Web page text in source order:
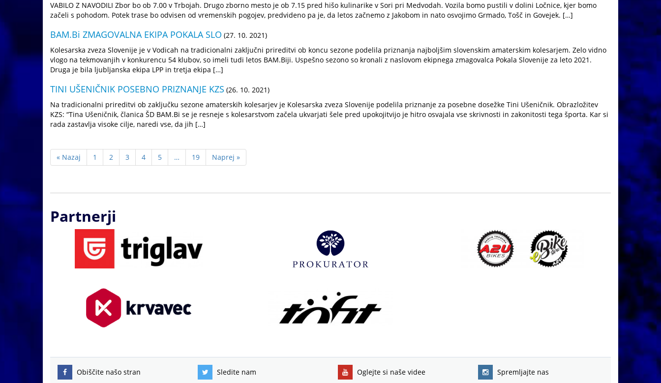
VABILO Z NAVODILI Zbor bo ob 7.00 v Trbojah. Drugo zborno mesto je ob 7.15 pred hišo kulinarike v Sori pri Medvodah. Vozila bomo pustili v dolini Ločnice, kjer bomo
začeli s pohodom. Potek trase bo odvisen od vremenskih pogojev, predvideno pa je, da letos začnemo z Jakobom in nato osvojimo Grmado, Tošč in Govejek. […]
BAM.Bi ZMAGOVALNA EKIPA POKALA SLO (27. 10. 2021)
Kolesarska zveza Slovenije je v Vodicah na tradicionalni zaključni prireditvi ob koncu sezone podelila priznanja najboljšim slovenskim amaterskim kolesarjem. Zelo vidno
vlogo na tekmovanjih v konkurencu 54 klubov, so imeli tudi letos BAM.Biji. Uspešno sezono so kronali z naslovom ekipnega zmagovalca Pokala Slovenije za leto 2021.
Druga je bila ljubljanska ekipa LPP in tretja ekipa […]
TINI UŠENIČNIK POSEBNO PRIZNANJE KZS (26. 10. 2021)
Na tradicionalni prireditvi ob zaključku sezone amaterskih kolesarjev je Kolesarska zveza Slovenije podelila priznanje za posebne dosežke Tini Ušeničnik. Obrazložitev
KZS: “Tina Ušeničnik, članica ŠD BAM.Bi se je resneje s kolesarstvom začela ukvarjati šele pred upokojitvijo je hitro osvajala vse skrivnosti in zakonitosti tega športa. Kar si
rada zastavlja visoke cilje, naredi vse, da jih […]
« Nazaj 1 2 3 4 5 … 19 Naprej »
Partnerji
Obiščite našo stran Sledite nam Oglejte si naše videe Spremljajte nas